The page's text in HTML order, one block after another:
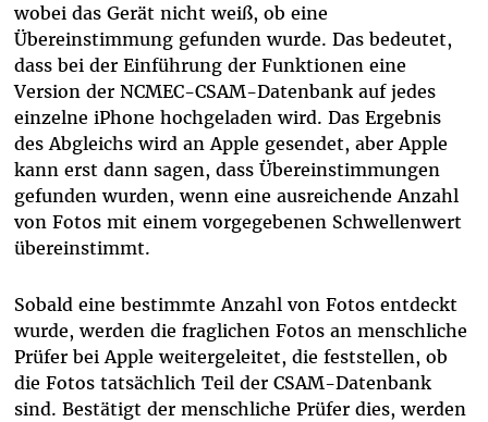
wobei das Gerät nicht weiß, ob eine
Übereinstimmung gefunden wurde. Das bedeutet,
dass bei der Einführung der Funktionen eine
Version der NCMEC-CSAM-Datenbank auf jedes
einzelne iPhone hochgeladen wird. Das Ergebnis
des Abgleichs wird an Apple gesendet, aber Apple
kann erst dann sagen, dass Übereinstimmungen
gefunden wurden, wenn eine ausreichende Anzahl
von Fotos mit einem vorgegebenen Schwellenwert
übereinstimmt.
Sobald eine bestimmte Anzahl von Fotos entdeckt
wurde, werden die fraglichen Fotos an menschliche
Prüfer bei Apple weitergeleitet, die feststellen, ob
die Fotos tatsächlich Teil der CSAM-Datenbank
sind. Bestätigt der menschliche Prüfer dies, werden